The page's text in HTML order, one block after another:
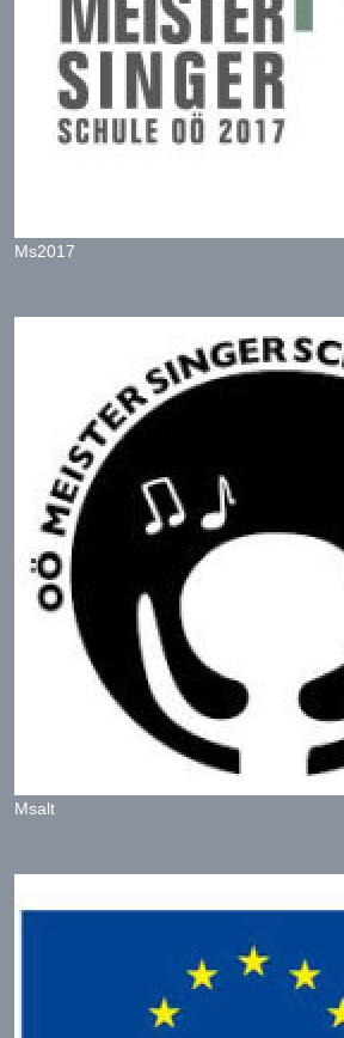
Ms2017
Msalt